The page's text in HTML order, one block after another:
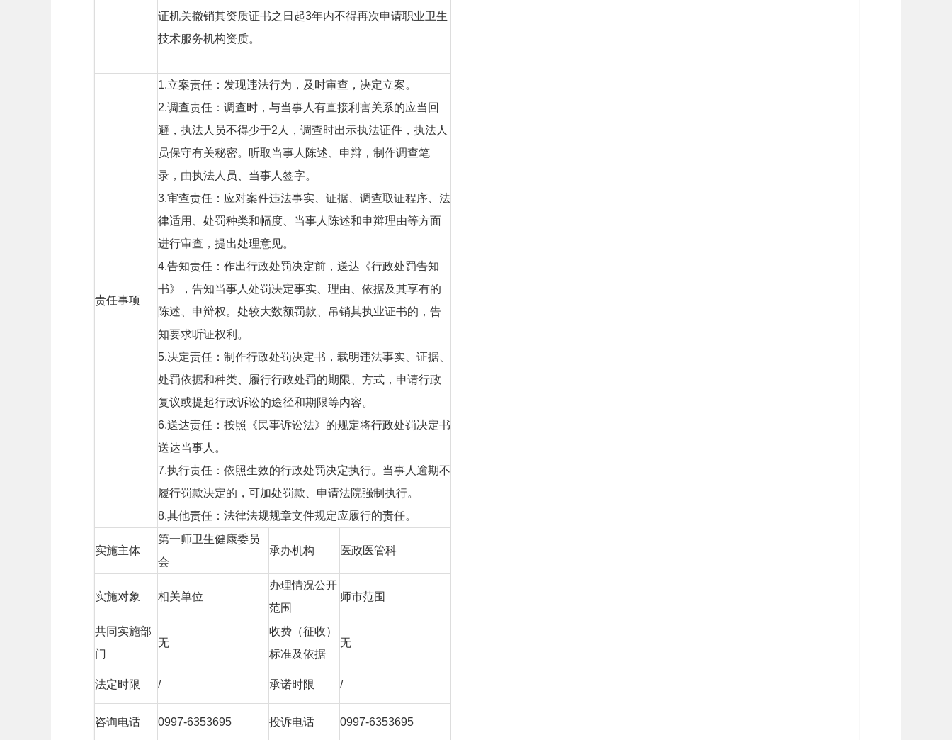
证机关撤销其资质证书之日起3年内不得再次申请职业卫生
技术服务机构资质。
责任事项
1.立案责任：发现违法行为，及时审查，决定立案。
2.调查责任：调查时，与当事人有直接利害关系的应当回
避，执法人员不得少于2人，调查时出示执法证件，执法人
员保守有关秘密。听取当事人陈述、申辩，制作调查笔
录，由执法人员、当事人签字。
3.审查责任：应对案件违法事实、证据、调查取证程序、法
律适用、处罚种类和幅度、当事人陈述和申辩理由等方面
进行审查，提出处理意见。
4.告知责任：作出行政处罚决定前，送达《行政处罚告知
书》，告知当事人处罚决定事实、理由、依据及其享有的
陈述、申辩权。处较大数额罚款、吊销其执业证书的，告
知要求听证权利。
5.决定责任：制作行政处罚决定书，载明违法事实、证据、
处罚依据和种类、履行行政处罚的期限、方式，申请行政
复议或提起行政诉讼的途径和期限等内容。
6.送达责任：按照《民事诉讼法》的规定将行政处罚决定书
送达当事人。
7.执行责任：依照生效的行政处罚决定执行。当事人逾期不
履行罚款决定的，可加处罚款、申请法院强制执行。
8.其他责任：法律法规规章文件规定应履行的责任。
实施主体
第一师卫生健康委员
会
承办机构 医政医管科
实施对象 相关单位
办理情况公开
范围
师市范围
共同实施部
门
无
收费（征收）
标准及依据
无
法定时限 / 承诺时限 /
咨询电话 0997-6353695 投诉电话 0997-6353695